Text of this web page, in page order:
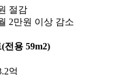
절감
2만원 이상 감소
전용 59m2)
억